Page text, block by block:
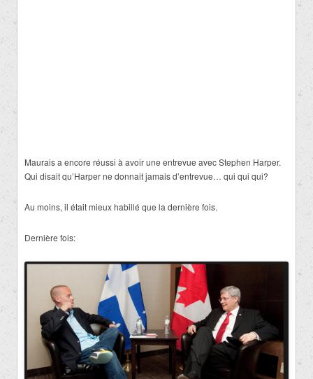
Maurais a encore réussi à avoir une entrevue avec Stephen Harper.
Qui disait qu’Harper ne donnait jamais d’entrevue… qui qui qui?
Au moins, il était mieux habillé que la dernière fois.
Dernière fois: